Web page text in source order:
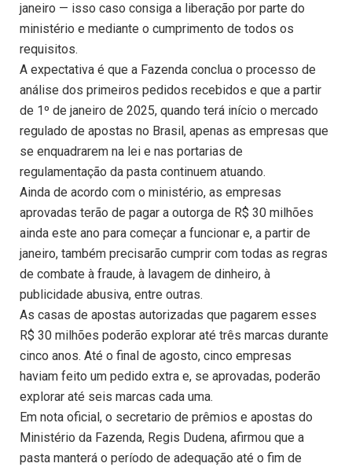
janeiro — isso caso consiga a liberação por parte do
ministério e mediante o cumprimento de todos os
requisitos.
A expectativa é que a Fazenda conclua o processo de
análise dos primeiros pedidos recebidos e que a partir
de 1º de janeiro de 2025, quando terá início o mercado
regulado de apostas no Brasil, apenas as empresas que
se enquadrarem na lei e nas portarias de
regulamentação da pasta continuem atuando.
Ainda de acordo com o ministério, as empresas
aprovadas terão de pagar a outorga de R$ 30 milhões
ainda este ano para começar a funcionar e, a partir de
janeiro, também precisarão cumprir com todas as regras
de combate à fraude, à lavagem de dinheiro, à
publicidade abusiva, entre outras.
As casas de apostas autorizadas que pagarem esses
R$ 30 milhões poderão explorar até três marcas durante
cinco anos. Até o final de agosto, cinco empresas
haviam feito um pedido extra e, se aprovadas, poderão
explorar até seis marcas cada uma.
Em nota oficial, o secretario de prêmios e apostas do
Ministério da Fazenda, Regis Dudena, afirmou que a
pasta manterá o período de adequação até o fim de